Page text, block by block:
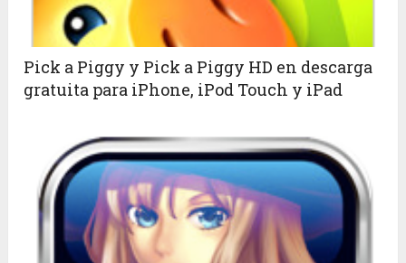
Pick a Piggy y Pick a Piggy HD en descarga
gratuita para iPhone, iPod Touch y iPad